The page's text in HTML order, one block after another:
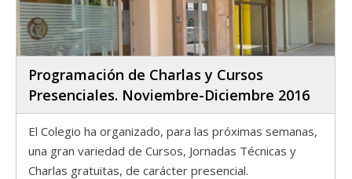
Programación de Charlas y Cursos
Presenciales. Noviembre-Diciembre 2016
El Colegio ha organizado, para las próximas semanas,
una gran variedad de Cursos, Jornadas Técnicas y
Charlas gratuitas, de carácter presencial.